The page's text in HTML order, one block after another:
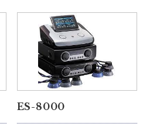
ES-8000